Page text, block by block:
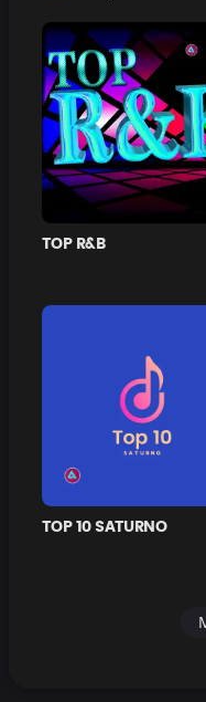
TOP R&B
TOP 10 SATURNO